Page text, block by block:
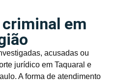
em
acusadas ou
jurídico em Taquaral e
A forma de atendimento